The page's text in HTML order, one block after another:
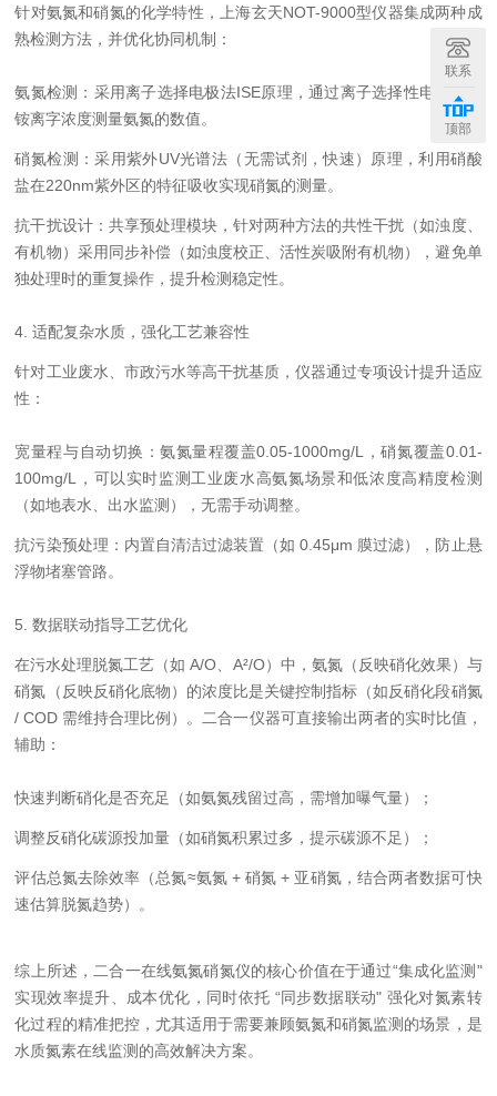
针对氨氮和硝氮的化学特性，上海玄天NOT-9000型仪器集成两种成
熟检测方法，并优化协同机制：
氨氮检测：采用离子选择电极法ISE原理，通过离子选择性电极响应
铵离字浓度测量氨氮的数值。
硝氮检测：采用紫外UV光谱法（无需试剂，快速）原理，利用硝酸
盐在220nm紫外区的特征吸收实现硝氮的测量。
抗干扰设计：共享预处理模块，针对两种方法的共性干扰（如浊度、
有机物）采用同步补偿（如浊度校正、活性炭吸附有机物），避免单
独处理时的重复操作，提升检测稳定性。
4. 适配复杂水质，强化工艺兼容性
针对工业废水、市政污水等高干扰基质，仪器通过专项设计提升适应
性：
宽量程与自动切换：氨氮量程覆盖0.05-1000mg/L，硝氮覆盖0.01-
100mg/L，可以实时监测工业废水高氨氮场景和低浓度高精度检测
（如地表水、出水监测），无需手动调整。
抗污染预处理：内置自清洁过滤装置（如 0.45μm 膜过滤），防止悬
浮物堵塞管路。
5. 数据联动指导工艺优化
在污水处理脱氮工艺（如 A/O、A²/O）中，氨氮（反映硝化效果）与
硝氮（反映反硝化底物）的浓度比是关键控制指标（如反硝化段硝氮
/ COD 需维持合理比例）。二合一仪器可直接输出两者的实时比值，
辅助：
快速判断硝化是否充足（如氨氮残留过高，需增加曝气量）；
调整反硝化碳源投加量（如硝氮积累过多，提示碳源不足）；
评估总氮去除效率（总氮≈氨氮 + 硝氮 + 亚硝氮，结合两者数据可快
速估算脱氮趋势）。
综上所述，二合一在线氨氮硝氮仪的核心价值在于通过“集成化监测"
实现效率提升、成本优化，同时依托 “同步数据联动" 强化对氮素转
化过程的精准把控，尤其适用于需要兼顾氨氮和硝氮监测的场景，是
水质氮素在线监测的高效解决方案。
联系
顶部